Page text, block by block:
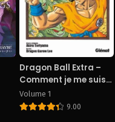
Dragon Ball Extra –
Comment je me suis
réincarné en Yamcha
Volume 1
9.00